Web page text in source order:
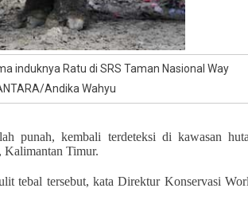
induknya Ratu di SRS Taman Nasional Way
Andika Wahyu
punah, kembali terdeteksi di kawasan
Kalimantan Timur.
tebal tersebut, kata Direktur Konservasi